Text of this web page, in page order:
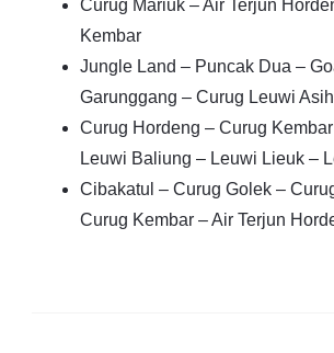
Curug Mariuk – Air Terjun
Kembar
Jungle Land – Puncak Dua –
Garunggang – Curug Leuwi Asih
Curug Hordeng – Curug
Leuwi Baliung – Leuwi Lieuk –
Cibakatul – Curug Golek –
Curug Kembar – Air Terjun